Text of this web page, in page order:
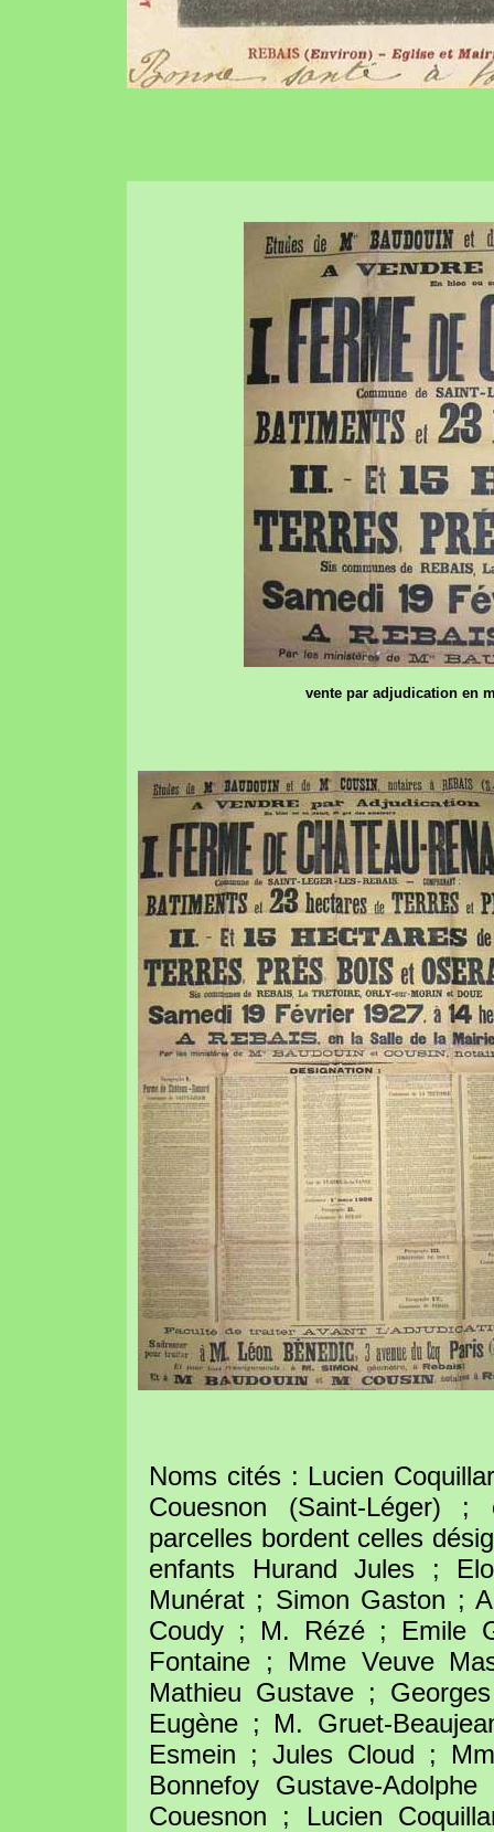
vente par adjudication en
Noms cités : Lucien
Couesnon (Saint-Léger)
parcelles bordent celles
enfants Hurand Jules ;
Munérat ; Simon Gaston ;
Coudy ; M. Rézé ; Emile
Fontaine ; Mme Veuve
Mathieu Gustave ;
Eugène ; M. Gruet-
Esmein ; Jules Cloud ;
Bonnefoy Gustave-
Couesnon ; Lucien